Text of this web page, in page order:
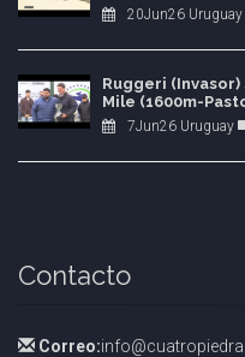
20Jun26 Uruguay
Ruggeri
Mile (1600m-
7Jun26 Uruguay
Contacto
Correo: